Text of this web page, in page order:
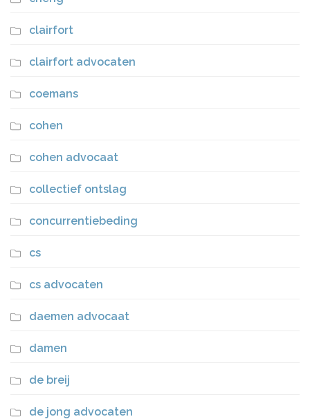
clairfort
clairfort advocaten
coemans
cohen
cohen advocaat
collectief ontslag
concurrentiebeding
cs
cs advocaten
daemen advocaat
damen
de breij
de jong advocaten